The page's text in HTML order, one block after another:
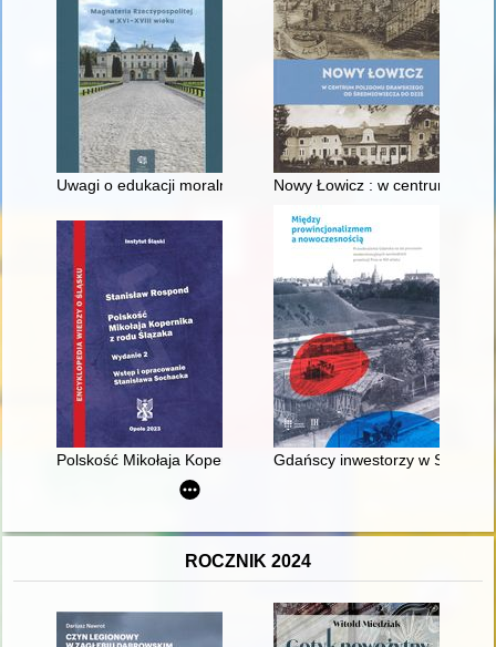
Uwagi o edukacji moralnej synów szlacheckich w XVI-
Nowy Łowicz : w centrum
Polskość Mikołaja Kopernika z rodu Ślązaka
Gdańscy inwestorzy w
ROCZNIK 2024